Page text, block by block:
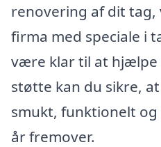
renovering af dit
firma med speciale i
være klar til at hjælpe
støtte kan du sikre,
smukt, funktionelt
år fremover.